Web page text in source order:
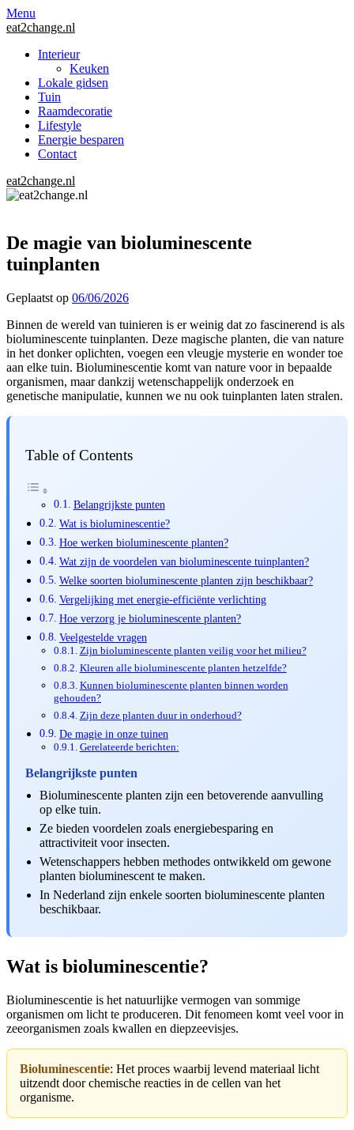
Menu
eat2change.nl
Interieur
Keuken
Lokale gidsen
Tuin
Raamdecoratie
Lifestyle
Energie besparen
Contact
eat2change.nl
De magie van bioluminescente
tuinplanten
Geplaatst op 06/06/2026
Binnen de wereld van tuinieren is er weinig dat zo fascinerend is als
bioluminescente tuinplanten. Deze magische planten, die van nature
in het donker oplichten, voegen een vleugje mysterie en wonder toe
aan elke tuin. Bioluminescentie komt van nature voor in bepaalde
organismen, maar dankzij wetenschappelijk onderzoek en
genetische manipulatie, kunnen we nu ook tuinplanten laten stralen.
Table of Contents
Belangrijkste punten
Wat is bioluminescentie?
Hoe werken bioluminescente planten?
Wat zijn de voordelen van bioluminescente tuinplanten?
Welke soorten bioluminescente planten zijn beschikbaar?
Vergelijking met energie-efficiënte verlichting
Hoe verzorg je bioluminescente planten?
Veelgestelde vragen
Zijn bioluminescente planten veilig voor het milieu?
Kleuren alle bioluminescente planten hetzelfde?
Kunnen bioluminescente planten binnen worden
gehouden?
Zijn deze planten duur in onderhoud?
De magie in onze tuinen
Gerelateerde berichten:
Belangrijkste punten
Bioluminescente planten zijn een betoverende aanvulling
op elke tuin.
Ze bieden voordelen zoals energiebesparing en
attractiviteit voor insecten.
Wetenschappers hebben methodes ontwikkeld om gewone
planten bioluminescent te maken.
In Nederland zijn enkele soorten bioluminescente planten
beschikbaar.
Wat is bioluminescentie?
Bioluminescentie is het natuurlijke vermogen van sommige
organismen om licht te produceren. Dit fenomeen komt veel voor in
zeeorganismen zoals kwallen en diepzeevisjes.
Bioluminescentie: Het proces waarbij levend materiaal licht
uitzendt door chemische reacties in de cellen van het
organisme.